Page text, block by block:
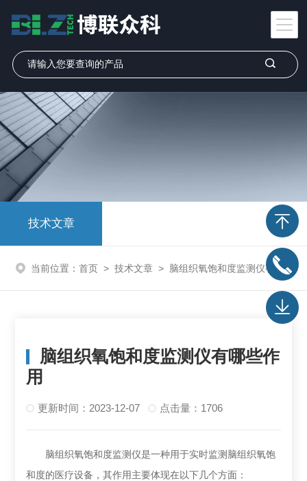
技术文章
当前位置： 首页 > 技术文章 > 脑组织氧饱和度监测仪有哪些作用
脑组织氧饱和度监测仪有哪些作
用
更新时间：2023-12-07 点击量：1706
脑组织氧饱和度监测仪是一种用于实时监测脑组织氧饱
和度的医疗设备，其作用主要体现在以下几个方面：